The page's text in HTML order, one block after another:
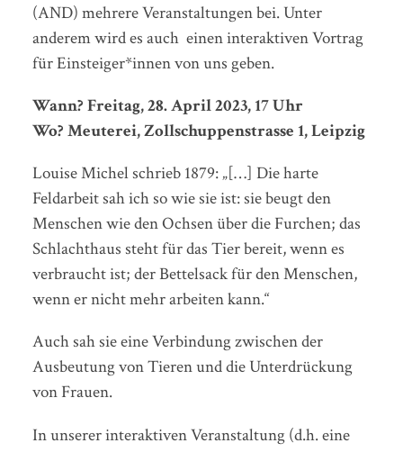
(AND) mehrere Veranstaltungen bei. Unter
anderem wird es auch einen interaktiven Vortrag
für Einsteiger*innen von uns geben.
Wann? Freitag, 28. April 2023, 17 Uhr
Wo? Meuterei, Zollschuppenstrasse 1, Leipzig
Louise Michel schrieb 1879: „[…] Die harte
Feldarbeit sah ich so wie sie ist: sie beugt den
Menschen wie den Ochsen über die Furchen; das
Schlachthaus steht für das Tier bereit, wenn es
verbraucht ist; der Bettelsack für den Menschen,
wenn er nicht mehr arbeiten kann.“
Auch sah sie eine Verbindung zwischen der
Ausbeutung von Tieren und die Unterdrückung
von Frauen.
In unserer interaktiven Veranstaltung (d.h. eine